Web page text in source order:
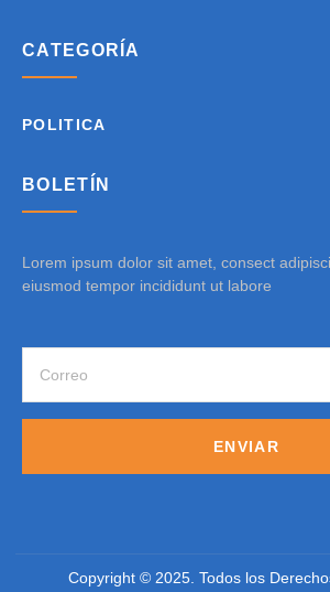
CATEGORÍA
POLITICA
BOLETÍN
Lorem ipsum dolor sit amet, consect
eiusmod tempor incididunt ut labore
ENVIAR
Copyright © 2025. Todos los